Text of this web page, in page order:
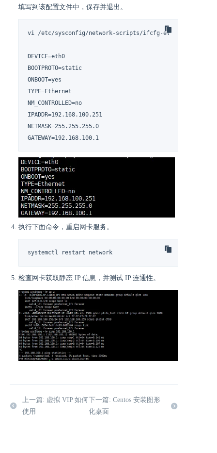
填写到该配置文件中，保存并退出。
vi /etc/sysconfig/network-scripts/ifcfg-eth0
DEVICE=eth0
BOOTPROTO=static
ONBOOT=yes
TYPE=Ethernet
NM_CONTROLLED=no
IPADDR=192.168.100.251
NETMASK=255.255.255.0
GATEWAY=192.168.100.1
执行下面命令，重启网卡服务。
systemctl restart network
检查网卡获取静态 IP 信息，并测试 IP 连通性。
上一篇: 虚拟 VIP 如何
使用
下一篇: Centos 安装图形
化桌面